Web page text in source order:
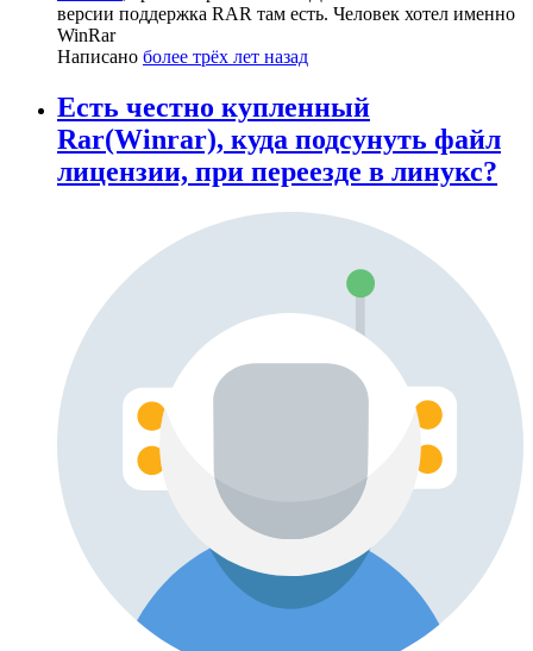
версии поддержка RAR там есть. Человек хотел именно
WinRar
Написано более трёх лет назад
Есть честно купленный
Rar(Winrar), куда подсунуть файл
лицензии, при переезде в линукс?